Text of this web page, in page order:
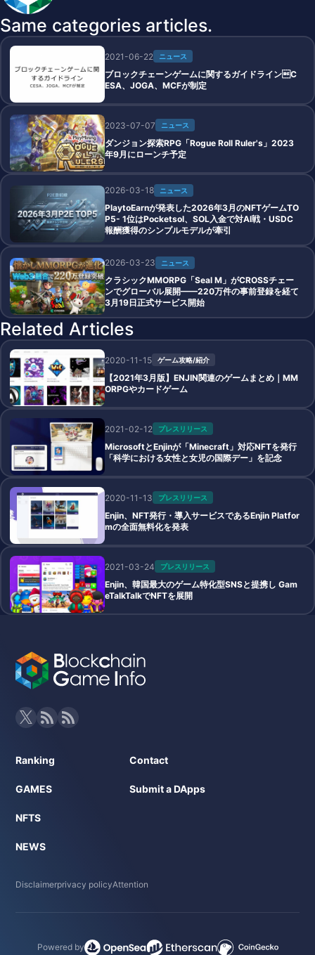
Same categories articles.
2021-06-22 ニュース
ブロックチェーンゲームに関するガイドラインC
ESA、JOGA、MCFが制定
2023-07-07 ニュース
ダンジョン探索RPG「Rogue Roll Ruler's」2023
年9月にローンチ予定
2026-03-18 ニュース
PlaytoEarnが発表した2026年3月のNFTゲームTO
P5- 1位はPocketsol、SOL入金で対AI戦・USDC
報酬獲得のシンプルモデルが牽引
2026-03-23 ニュース
クラシックMMORPG「Seal M」がCROSSチェー
ンでグローバル展開——220万件の事前登録を経て
3月19日正式サービス開始
Related Articles
2020-11-15 ゲーム攻略/紹介
【2021年3月版】ENJIN関連のゲームまとめ｜MM
ORPGやカードゲーム
2021-02-12 プレスリリース
MicrosoftとEnjinが「Minecraft」対応NFTを発行
「科学における女性と女児の国際デー」を記念
2020-11-13 プレスリリース
Enjin、NFT発行・導入サービスであるEnjin Platfor
mの全面無料化を発表
2021-03-24 プレスリリース
Enjin、韓国最大のゲーム特化型SNSと提携し Gam
eTalkTalkでNFTを展開
Ranking
GAMES
NFTS
NEWS
Contact
Submit a DApps
Disclaimerprivacy policyAttention
Powered by